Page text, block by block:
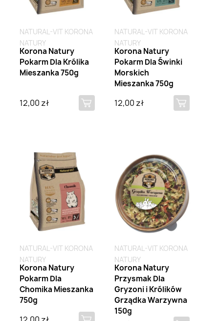
NATURAL-VIT KORONA
NATURY
Korona Natury
Pokarm Dla Królika
Mieszanka 750g
12,00 zł
NATURAL-VIT KORONA
NATURY
Korona Natury
Pokarm Dla Świnki
Morskich
Mieszanka 750g
12,00 zł
NATURAL-VIT KORONA
NATURY
Korona Natury
Pokarm Dla
Chomika Mieszanka
750g
NATURAL-VIT KORONA
NATURY
Korona Natury
Przysmak Dla
Gryzoni i Królików
Grządka Warzywna
150g